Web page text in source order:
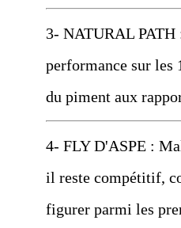
3- NATURAL PATH
performance sur les
du piment aux
4- FLY D'ASPE :
il reste compétitif,
figurer parmi les